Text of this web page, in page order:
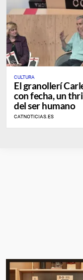
CULTURA
El granollerí
con fecha, un
del ser humano
CATNOTICIAS.ES